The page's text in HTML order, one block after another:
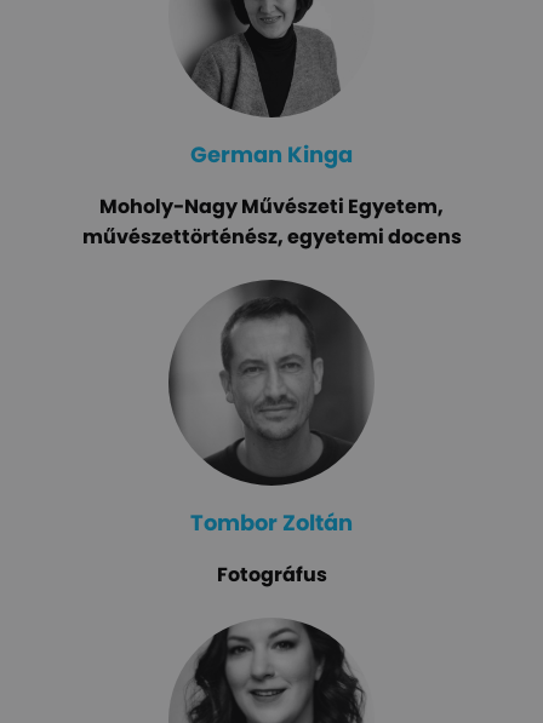
German Kinga
Moholy-Nagy Művészeti Egyetem,
művészettörténész, egyetemi docens
Tombor Zoltán
Fotográfus